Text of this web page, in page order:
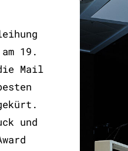
19.
Mail
und